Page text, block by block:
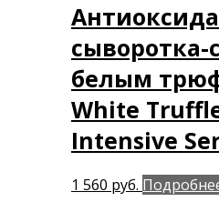
сыворотка-
белым
White
Intensive
1 560 руб.